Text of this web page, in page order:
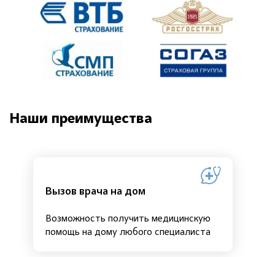
Наши преимущества
Вызов врача на дом
Возможность получить медицинскую
помощь на дому любого специалиста